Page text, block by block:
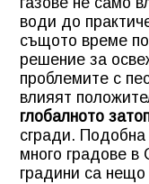
води до
същото време
решение за
проблемите с
влияят
глобалното
сгради.
много градове
градини са нещо